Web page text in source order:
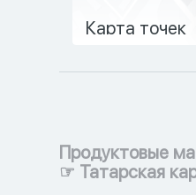
Карта точек
Продуктовые
☞ Татарская